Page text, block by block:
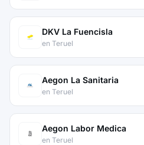
DKV La Fuencisla
en Teruel
Aegon La Sanitaria
en Teruel
Aegon Labor Medica
en Teruel